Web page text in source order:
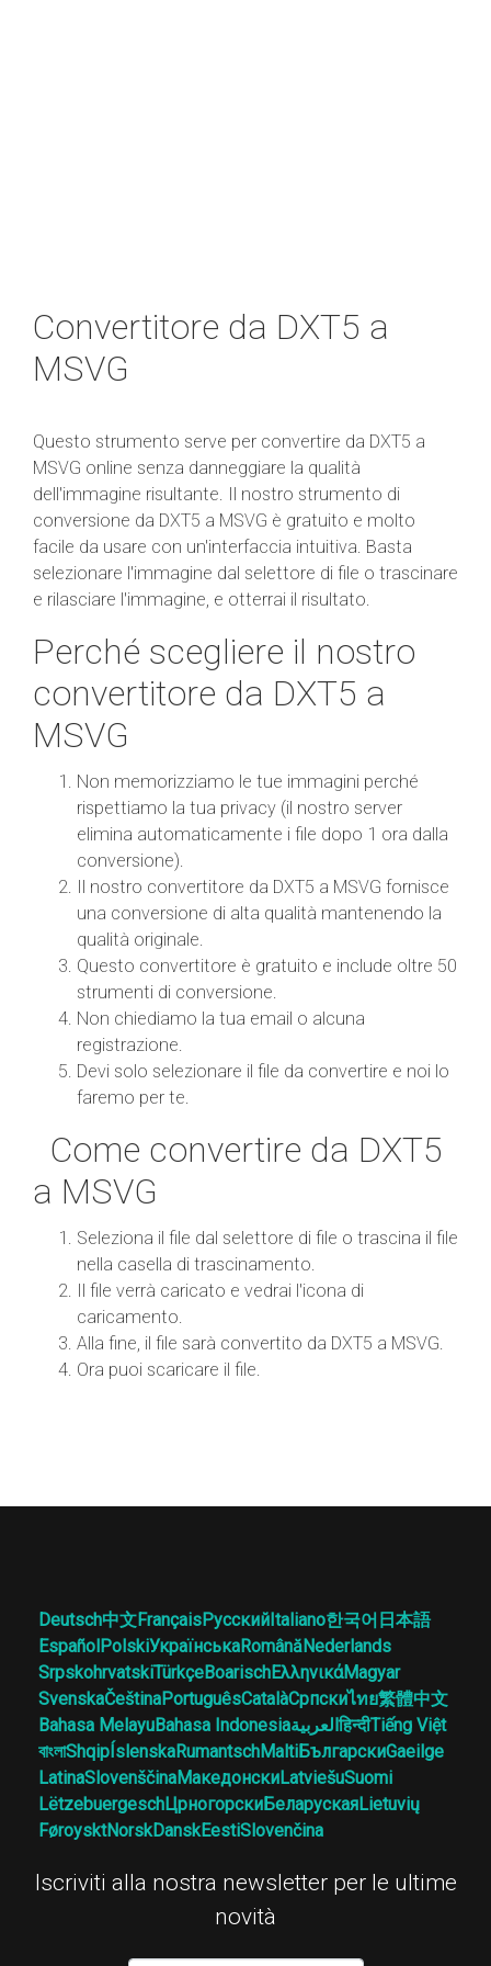
Convertitore da DXT5 a
MSVG
Questo strumento serve per convertire da DXT5 a
MSVG online senza danneggiare la qualità
dell'immagine risultante. Il nostro strumento di
conversione da DXT5 a MSVG è gratuito e molto
facile da usare con un'interfaccia intuitiva. Basta
selezionare l'immagine dal selettore di file o trascinare
e rilasciare l'immagine, e otterrai il risultato.
Perché scegliere il nostro
convertitore da DXT5 a
MSVG
Non memorizziamo le tue immagini perché
rispettiamo la tua privacy (il nostro server
elimina automaticamente i file dopo 1 ora dalla
conversione).
Il nostro convertitore da DXT5 a MSVG fornisce
una conversione di alta qualità mantenendo la
qualità originale.
Questo convertitore è gratuito e include oltre 50
strumenti di conversione.
Non chiediamo la tua email o alcuna
registrazione.
Devi solo selezionare il file da convertire e noi lo
faremo per te.
Come convertire da DXT5
a MSVG
Seleziona il file dal selettore di file o trascina il file
nella casella di trascinamento.
Il file verrà caricato e vedrai l'icona di
caricamento.
Alla fine, il file sarà convertito da DXT5 a MSVG.
Ora puoi scaricare il file.
Deutsch中文FrançaisРусскийItaliano한국어 日本語
EspañolPolskiУкраїнськаRomânăNederlands
SrpskohrvatskiTürkçeBoarischΕλληνικάMagyar
SvenskaČeštinaPortuguêsCatalàСрпскиไทย繁體中文
Bahasa MelayuBahasa Indonesiaالعربيةहिन्दीTiếng Việt
বাংলাShqipÍslenskaRumantschMaltiБългарскиGaeilge
LatinaSlovenščinaМакедонскиLatviešuSuomi
LëtzebuergeschЦрногорскиБеларускаяLietuvių
FøroysktNorskDanskEestiSlovenčina
Iscriviti alla nostra newsletter per le ultime
novità